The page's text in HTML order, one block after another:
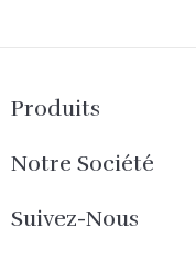
Produits
Notre Société
Suivez-Nous